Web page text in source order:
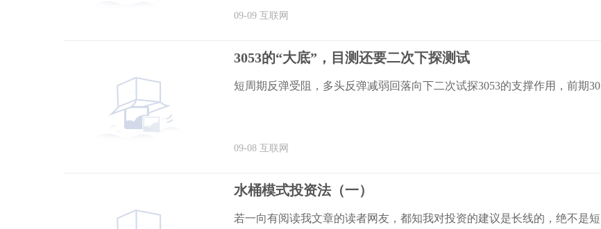
09-09 互联网
3053的“大底”，目测还要二次下探测试
短周期反弹受阻，多头反弹减弱回落向下二次试探3053的支撑作用，前期30
09-08 互联网
水桶模式投资法（一）
若一向有阅读我文章的读者网友，都知我对投资的建议是长线的，绝不是短